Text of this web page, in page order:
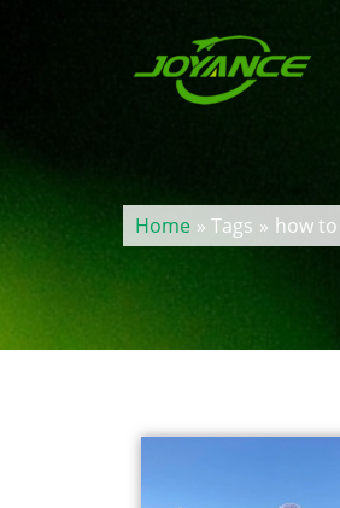
Home » Tags how
»